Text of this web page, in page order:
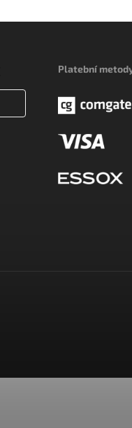
Platební